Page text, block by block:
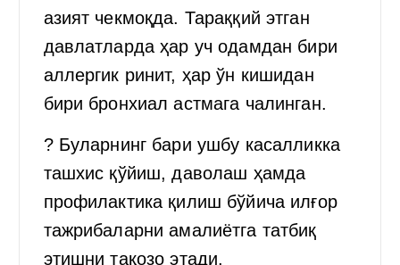
азият чекмоқда. Тараққий этган
давлатларда ҳар уч одамдан бири
аллергик ринит, ҳар ўн кишидан
бири бронхиал астмага чалинган.
? Буларнинг бари ушбу касалликка
ташхис қўйиш, даволаш ҳамда
профилактика қилиш бўйича илғор
тажрибаларни амалиётга татбиқ
этишни тақозо этади.